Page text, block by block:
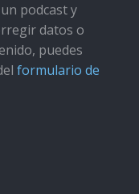
podcast y
datos o
puedes
formulario de